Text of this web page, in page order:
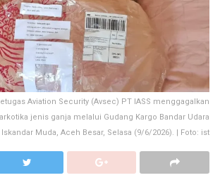
Aviation Security (Avsec) PT IASS menggagalkan
jenis ganja melalui Gudang Kargo Bandar Udara
Muda, Aceh Besar, Selasa (9/6/2026). | Foto: ist